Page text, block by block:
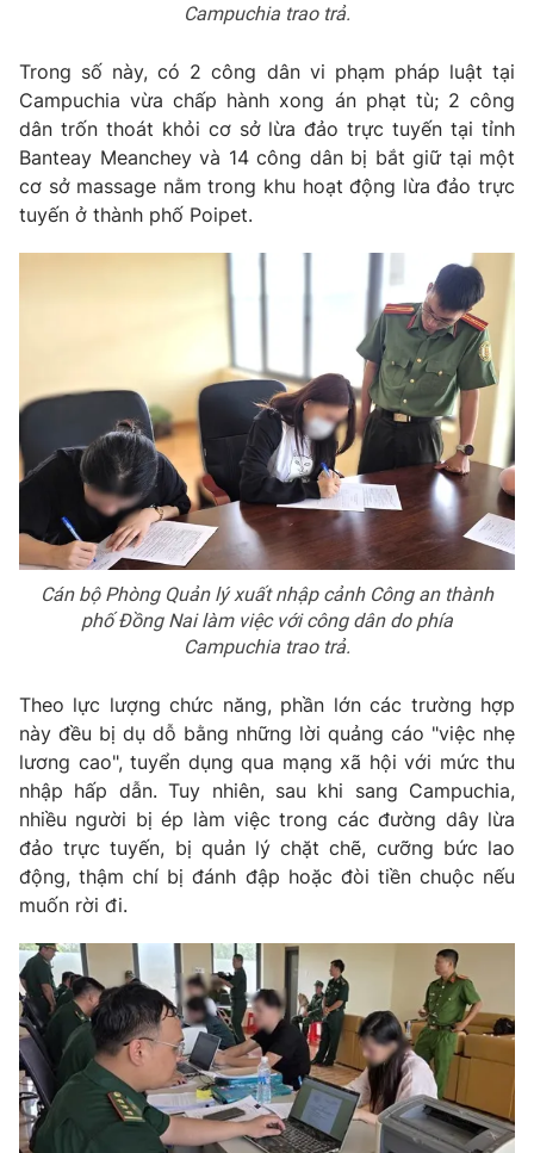
Campuchia trao trả.
Trong số này, có 2 công dân vi phạm pháp luật tại
Campuchia vừa chấp hành xong án phạt tù; 2 công
dân trốn thoát khỏi cơ sở lừa đảo trực tuyến tại tỉnh
Banteay Meanchey và 14 công dân bị bắt giữ tại một
cơ sở massage nằm trong khu hoạt động lừa đảo trực
tuyến ở thành phố Poipet.
Cán bộ Phòng Quản lý xuất nhập cảnh Công an thành
phố Đồng Nai làm việc với công dân do phía
Campuchia trao trả.
Theo lực lượng chức năng, phần lớn các trường hợp
này đều bị dụ dỗ bằng những lời quảng cáo "việc nhẹ
lương cao", tuyển dụng qua mạng xã hội với mức thu
nhập hấp dẫn. Tuy nhiên, sau khi sang Campuchia,
nhiều người bị ép làm việc trong các đường dây lừa
đảo trực tuyến, bị quản lý chặt chẽ, cưỡng bức lao
động, thậm chí bị đánh đập hoặc đòi tiền chuộc nếu
muốn rời đi.